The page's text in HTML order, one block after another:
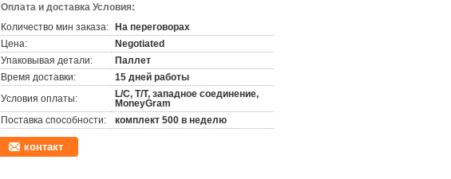
Оплата и доставка Условия:
Количество мин заказа:
На переговорах
Цена:
Negotiated
Упаковывая детали:
Паллет
Время доставки:
15 дней работы
Условия оплаты:
L/C, T/T, западное соединение,
MoneyGram
Поставка способности:
комплект 500 в неделю
контакт